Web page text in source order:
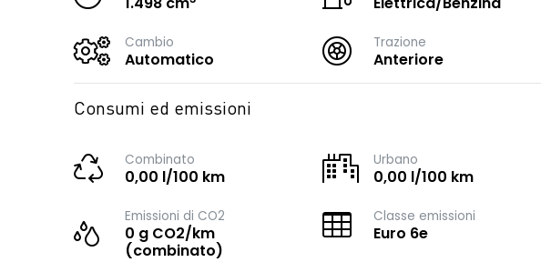
Cambio
Automatico
Trazione
Anteriore
Consumi ed emissioni
Combinato
0,00 l/100 km
Urbano
0,00 l/100 km
Emissioni di CO2
0 g CO2/km
(combinato)
Classe emissioni
Euro 6e